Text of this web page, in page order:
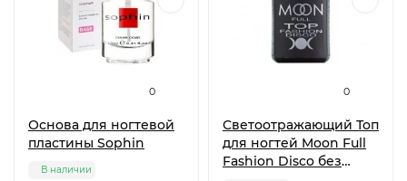
0
Основа для ногтевой
пластины Sophin
В наличии
0
Светоотражающий Топ
для ногтей Moon Full
Fashion Disco без